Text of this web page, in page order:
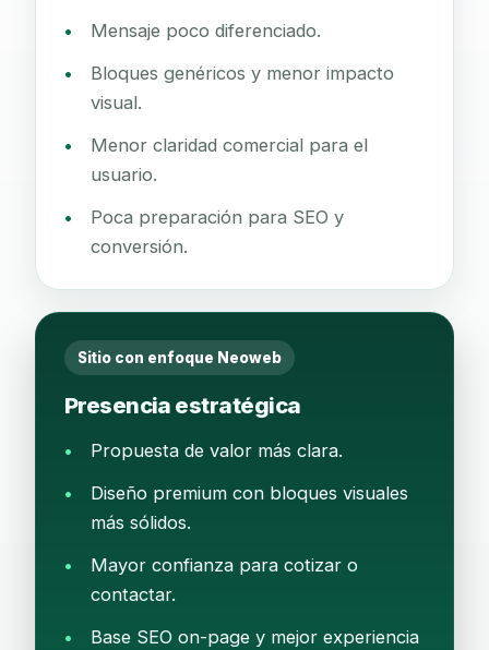
Mensaje poco diferenciado.
Bloques genéricos y menor impacto
visual.
Menor claridad comercial para el
usuario.
Poca preparación para SEO y
conversión.
Sitio con enfoque Neoweb
Presencia estratégica
Propuesta de valor más clara.
Diseño premium con bloques visuales
más sólidos.
Mayor confianza para cotizar o
contactar.
Base SEO on-page y mejor experiencia